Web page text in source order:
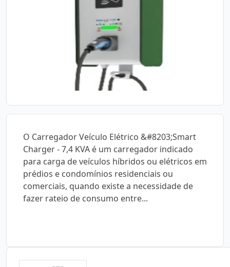
O Carregador Veículo Elétrico &#8203;Smart
Charger - 7,4 KVA é um carregador indicado
para carga de veículos híbridos ou elétricos em
prédios e condomínios residenciais ou
comerciais, quando existe a necessidade de
fazer rateio de consumo entre...